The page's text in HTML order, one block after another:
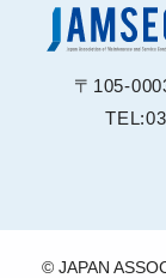
〒105-
© JAPAN